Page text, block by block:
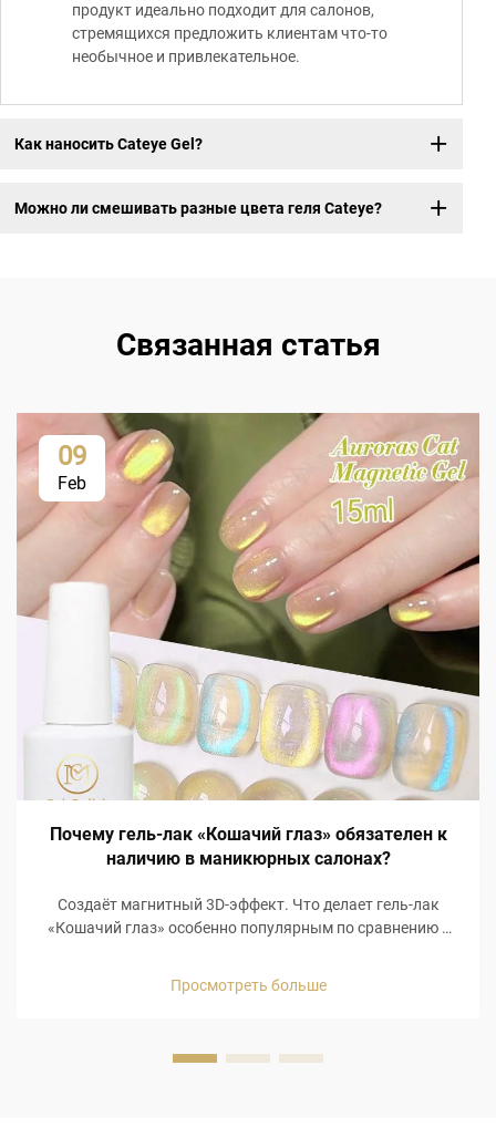
продукт идеально подходит для салонов,
стремящихся предложить клиентам что-то
необычное и привлекательное.
Как наносить Cateye Gel?
Можно ли смешивать разные цвета геля Cateye?
Связанная статья
09
Feb
Почему гель-лак «Кошачий глаз» обязателен к
наличию в маникюрных салонах?
Создаёт магнитный 3D-эффект. Что делает гель-лак
«Кошачий глаз» особенно популярным по сравнению с
визуально голографический 3D-магнитный эффект!
Гель-лак «Кошачий глаз» содержит специальную
Просмотреть больше